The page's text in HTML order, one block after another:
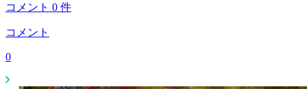
コメント 0 件
コメント
0